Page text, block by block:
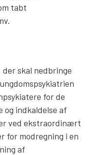
tabt
skal nedbringe
for de
indkaldelse af
ved ekstraordinært
for modregning i en
af